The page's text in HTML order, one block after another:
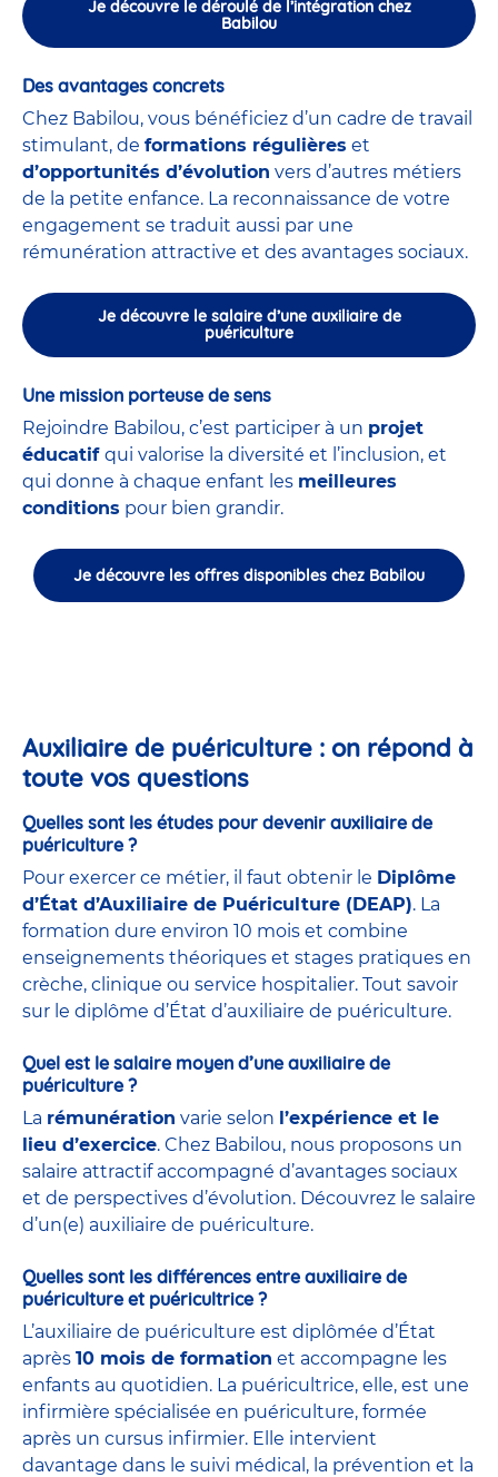
Je découvre le déroulé de l’intégration chez
Babilou
Des avantages concrets
Chez Babilou, vous bénéficiez d’un cadre de travail
stimulant, de formations régulières et
d’opportunités d’évolution vers d’autres métiers
de la petite enfance. La reconnaissance de votre
engagement se traduit aussi par une
rémunération attractive et des avantages sociaux.
Je découvre le salaire d’une auxiliaire de
puériculture
Une mission porteuse de sens
Rejoindre Babilou, c’est participer à un projet
éducatif qui valorise la diversité et l’inclusion, et
qui donne à chaque enfant les meilleures
conditions pour bien grandir.
Je découvre les offres disponibles chez Babilou
Auxiliaire de puériculture : on répond à
toute vos questions
Quelles sont les études pour devenir auxiliaire de
puériculture ?
Pour exercer ce métier, il faut obtenir le Diplôme
d’État d’Auxiliaire de Puériculture (DEAP). La
formation dure environ 10 mois et combine
enseignements théoriques et stages pratiques en
crèche, clinique ou service hospitalier. Tout savoir
sur le diplôme d’État d’auxiliaire de puériculture.
Quel est le salaire moyen d’une auxiliaire de
puériculture ?
La rémunération varie selon l’expérience et le
lieu d’exercice. Chez Babilou, nous proposons un
salaire attractif accompagné d’avantages sociaux
et de perspectives d’évolution. Découvrez le salaire
d’un(e) auxiliaire de puériculture.
Quelles sont les différences entre auxiliaire de
puériculture et puéricultrice ?
L’auxiliaire de puériculture est diplômée d’État
après 10 mois de formation et accompagne les
enfants au quotidien. La puéricultrice, elle, est une
infirmière spécialisée en puériculture, formée
après un cursus infirmier. Elle intervient
davantage dans le suivi médical, la prévention et la